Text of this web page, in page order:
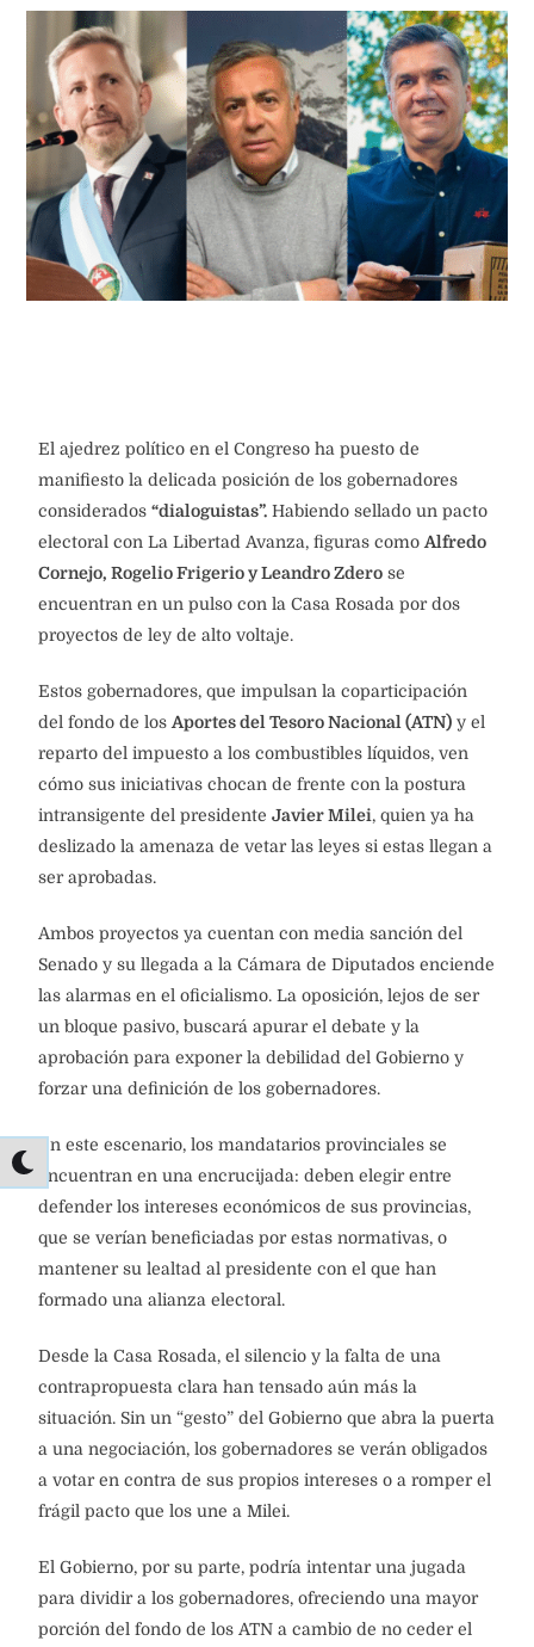
El ajedrez político en el Congreso ha puesto de
manifiesto la delicada posición de los gobernadores
considerados “dialoguistas”. Habiendo sellado un pacto
electoral con La Libertad Avanza, figuras como Alfredo
Cornejo, Rogelio Frigerio y Leandro Zdero se
encuentran en un pulso con la Casa Rosada por dos
proyectos de ley de alto voltaje.
Estos gobernadores, que impulsan la coparticipación
del fondo de los Aportes del Tesoro Nacional (ATN) y el
reparto del impuesto a los combustibles líquidos, ven
cómo sus iniciativas chocan de frente con la postura
intransigente del presidente Javier Milei, quien ya ha
deslizado la amenaza de vetar las leyes si estas llegan a
ser aprobadas.
Ambos proyectos ya cuentan con media sanción del
Senado y su llegada a la Cámara de Diputados enciende
las alarmas en el oficialismo. La oposición, lejos de ser
un bloque pasivo, buscará apurar el debate y la
aprobación para exponer la debilidad del Gobierno y
forzar una definición de los gobernadores.
En este escenario, los mandatarios provinciales se
encuentran en una encrucijada: deben elegir entre
defender los intereses económicos de sus provincias,
que se verían beneficiadas por estas normativas, o
mantener su lealtad al presidente con el que han
formado una alianza electoral.
Desde la Casa Rosada, el silencio y la falta de una
contrapropuesta clara han tensado aún más la
situación. Sin un “gesto” del Gobierno que abra la puerta
a una negociación, los gobernadores se verán obligados
a votar en contra de sus propios intereses o a romper el
frágil pacto que los une a Milei.
El Gobierno, por su parte, podría intentar una jugada
para dividir a los gobernadores, ofreciendo una mayor
porción del fondo de los ATN a cambio de no ceder el